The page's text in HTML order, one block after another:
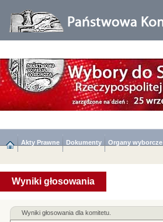
Akty Prawne Dokumenty Organy wyborcze
Wyniki głosowania
Wyniki głosowania dla komitetu.